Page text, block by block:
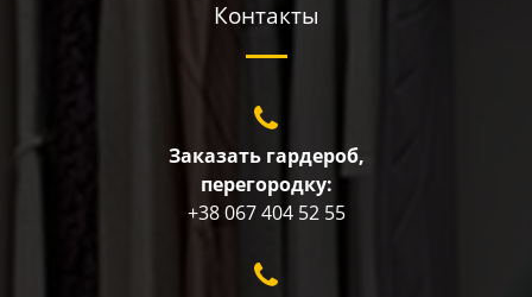
Контакты
Заказать гардероб,
перегородку:
+38 067 404 52 55